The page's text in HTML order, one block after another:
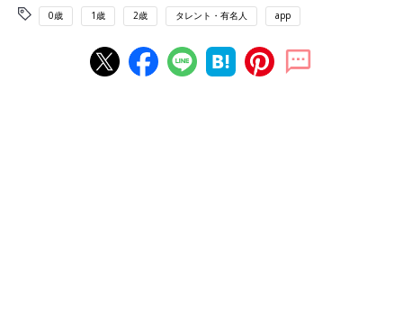
0歳 1歳 2歳 タレント・有名人 app